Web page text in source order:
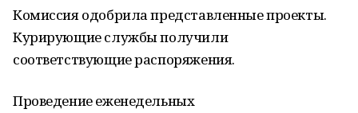
Комиссия одобрила представленные проекты.
Курирующие службы получили
соответствующие распоряжения.
Проведение еженедельных